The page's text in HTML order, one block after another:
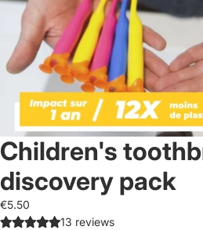
Children's
discovery pack
€5.50
13 reviews